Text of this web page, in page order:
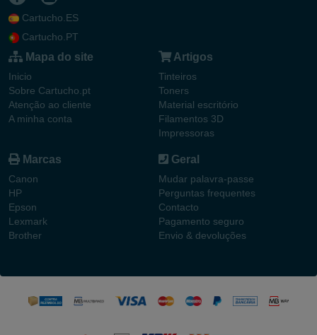
Cartucho.ES
Cartucho.PT
Mapa do site
Inicio
Sobre Cartucho.pt
Atenção ao cliente
A minha conta
Artigos
Tinteiros
Toners
Material escritório
Filamentos 3D
Impressoras
Marcas
Canon
HP
Epson
Lexmark
Brother
Geral
Mudar palavra-passe
Perguntas frequentes
Contacto
Pagamento seguro
Envio & devoluções